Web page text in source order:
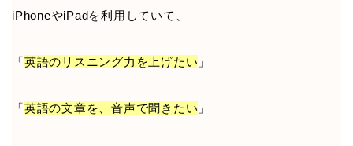
iPhoneやiPadを利用していて、
「英語のリスニング力を上げたい 」
「英語の文章を、音声で聞きたい 」